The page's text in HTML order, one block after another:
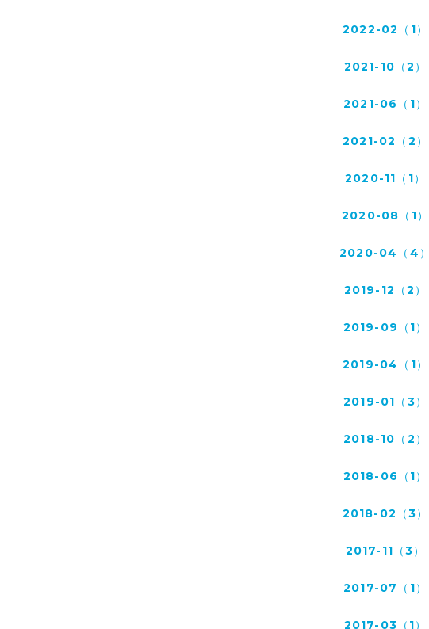
2022-02（1）
2021-10（2）
2021-06（1）
2021-02（2）
2020-11（1）
2020-08（1）
2020-04（4）
2019-12（2）
2019-09（1）
2019-04（1）
2019-01（3）
2018-10（2）
2018-06（1）
2018-02（3）
2017-11（3）
2017-07（1）
2017-03（1）